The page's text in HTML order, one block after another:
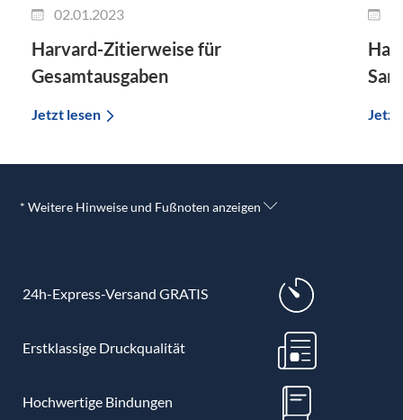
02.01.2023
Harvard-Zitierweise für
Gesamtausgaben
Jetzt lesen
* Weitere Hinweise und Fußnoten anzeigen
24h-Express-Versand GRATIS
Erstklassige Druckqualität
Hochwertige Bindungen